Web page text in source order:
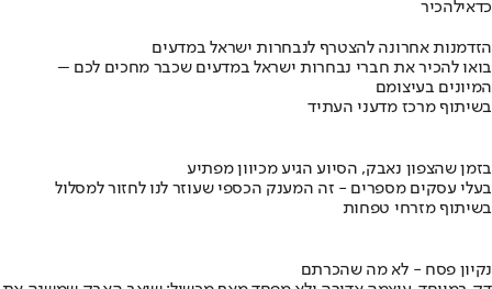
כדאילהכיר
הזדמנות אחרונה להצטרף לנבחרות ישראל במדעים
בואו להכיר את חברי נבחרות ישראל במדעים שכבר מחכים לכם –
המיונים בעיצומם
בשיתוף מרכז מדעני העתיד
בזמן שהצפון נאבק, הסיוע הגיע מכיוון מפתיע
בעלי עסקים מספרים - זה המענק הכספי שעוזר לנו לחזור למסלול
בשיתוף מזרחי טפחות
נקיון פסח - לא מה שהכרתם